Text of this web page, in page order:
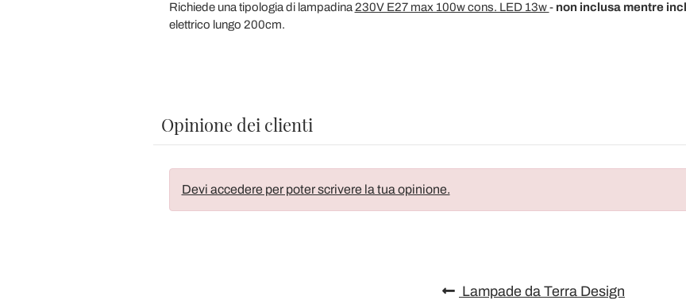
Richiede una tipologia di lampadina 230V E27 max 100w cons. LED 13w- non inclusa mentre
elettrico lungo 200cm.
Opinione dei clienti
Devi accedere per poter scrivere la tua opinione.
Lampade da Terra Design